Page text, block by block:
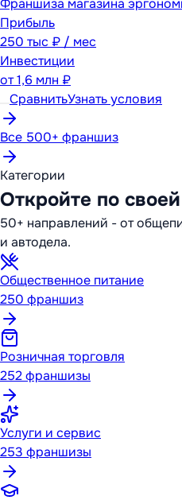
Франшиза магазина
Прибыль
250 тыс ₽ / мес
Инвестиции
от1,6 млн ₽
СравнитьУзнать условия
Все 500+ франшиз
Категории
Откройте по
50+ направлений - от
и автодела.
Общественное питание
250 франшиз
Розничная торговля
252франшизы
Услуги и сервис
253 франшизы